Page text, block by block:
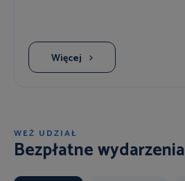
Więcej
WEŹ UDZIAŁ
Bezpłatne wydarzenia